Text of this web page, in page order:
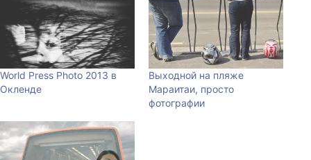
World Press Photo 2013 в
Окленде
Выходной на пляже
Мараитаи, просто
фотографии